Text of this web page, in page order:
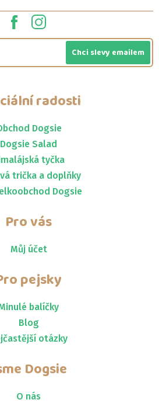
Chci slevy emailem
radosti
Dogsie
Dogsie Salad
tyčka
trička a doplňky
Dogsie
Pro vás
Můj účet
pejsky
balíčky
Blog
otázky
Dogsie
O nás